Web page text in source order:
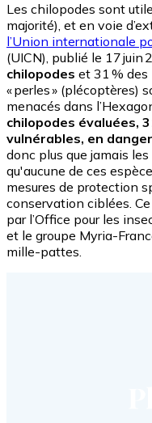
Les chilopodes sont
majorité), et en voie
l’Union internationale
(UICN), publié le 17 juin
chilopodes et 31 %
« perles » (plécoptères)
menacés dans
chilopodes évaluées,
vulnérables, en
donc plus que jamais les
qu'aucune de ces
mesures de protection
conservation ciblées.
par l’Office pour les
et le groupe Myria-
mille-pattes.